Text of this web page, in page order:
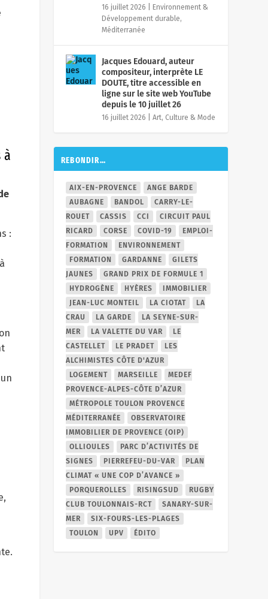
à
:
16 juillet 2026
Environnement &
Développement durable,
Méditerranée
Jacques Edouard, auteur
compositeur, interprète LE
DOUTE, titre accessible en
ligne sur le site web YouTube
depuis le 10 juillet 26
16 juillet 2026 |Art, Culture & Mode
REBONDIR…
AIX-EN-PROVENCE
ANGE BARDE
AUBAGNE
BANDOL
CARRY-LE-
ROUET
CASSIS CCI
CIRCUIT PAUL
RICARD
CORSE COVID-19
EMPLOI-
FORMATION
ENVIRONNEMENT
FORMATION
GARDANNE
GILETS
JAUNES
GRAND PRIX DE FORMULE 1
HYDROGÈNE
HYÈRES
IMMOBILIER
JEAN-LUC MONTEIL
LA CIOTAT
LA
CRAU
LA GARDE
LA SEYNE-SUR-
MER
LA VALETTE DU VAR
LE
CASTELLET
LE PRADET
LES
ALCHIMISTES CÔTE D'AZUR
LOGEMENT
MARSEILLE
MEDEF
PROVENCE-ALPES-CÔTE D’AZUR
MÉTROPOLE TOULON PROVENCE
MÉDITERRANÉE
OBSERVATOIRE
IMMOBILIER DE PROVENCE (OIP)
OLLIOULES
PARC D’ACTIVITÉS DE
SIGNES
PIERREFEU-DU-VAR
PLAN
CLIMAT « UNE COP D’AVANCE »
PORQUEROLLES
RISINGSUD
RUGBY
CLUB TOULONNAIS-RCT
SANARY-SUR-
MER
SIX-FOURS-LES-PLAGES
TOULON
UPV ÉDITO